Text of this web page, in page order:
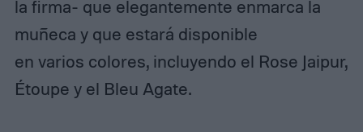
la firma- que elegantemente enmarca la
muñeca y que estará disponible
en varios colores, incluyendo el Rose Jaipur,
Étoupe y el Bleu Agate.